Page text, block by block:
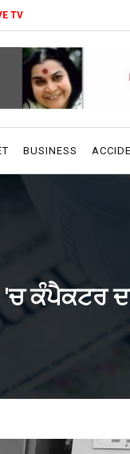
TV
BUSINESS
'ਚ ਕੰਪੈਕਟਰ